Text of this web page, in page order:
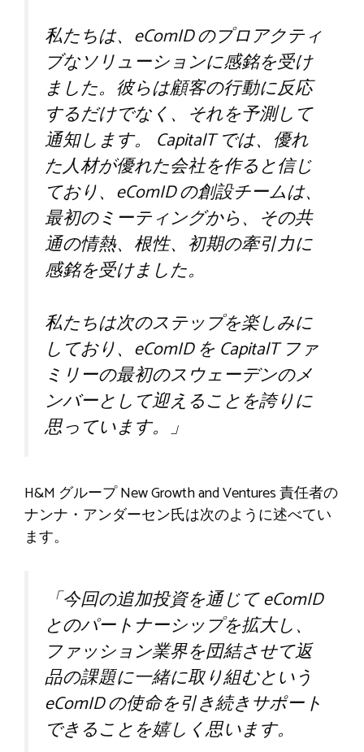
私たちは、eComID のプロアクティ
ブなソリューションに感銘を受け
ました。彼らは顧客の行動に反応
するだけでなく、それを予測して
通知します。 CapitalT では、優れ
た人材が優れた会社を作ると信じ
ており、eComID の創設チームは、
最初のミーティングから、その共
通の情熱、根性、初期の牽引力に
感銘を受けました。
私たちは次のステップを楽しみに
しており、eComID を CapitalT ファ
ミリーの最初のスウェーデンのメ
ンバーとして迎えることを誇りに
思っています。」
H&M グループ New Growth and Ventures 責任者の
ナンナ・アンダーセン氏は次のように述べてい
ます。
「今回の追加投資を通じて eComID
とのパートナーシップを拡大し、
ファッション業界を団結させて返
品の課題に一緒に取り組むという
eComID の使命を引き続きサポート
できることを嬉しく思います。